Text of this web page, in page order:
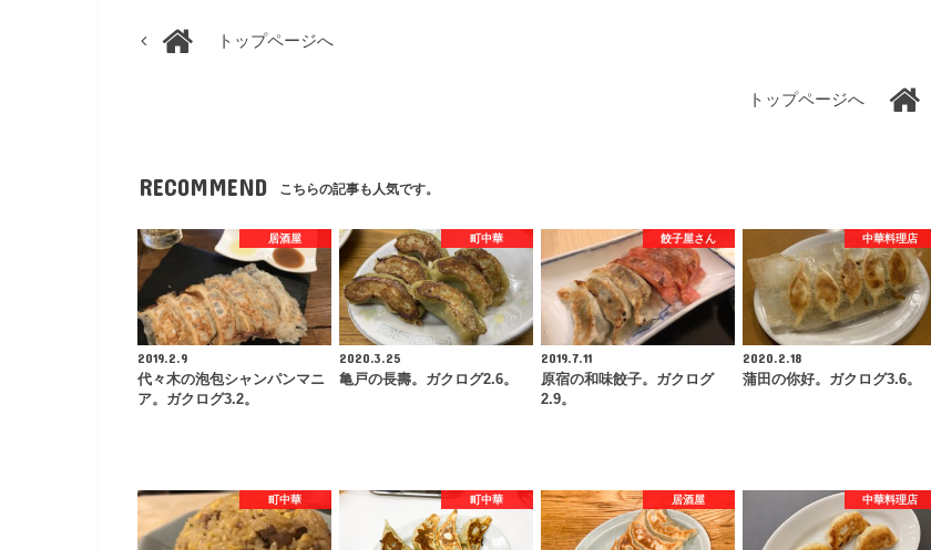
トップページへ
トップページへ
RECOMMEND こちらの記事も人気です。
居酒屋
2019.2.9
代々木の泡包シャンパンマニ
ア。ガクログ3.2。
町中華
2020.3.25
亀戸の長壽。ガクログ2.6。
餃子屋さん
2019.7.11
原宿の和味餃子。ガクログ
2.9。
中華料理店
2020.2.18
蒲田の你好。ガクログ3.6。
町中華 町中華 居酒屋 中華料理店